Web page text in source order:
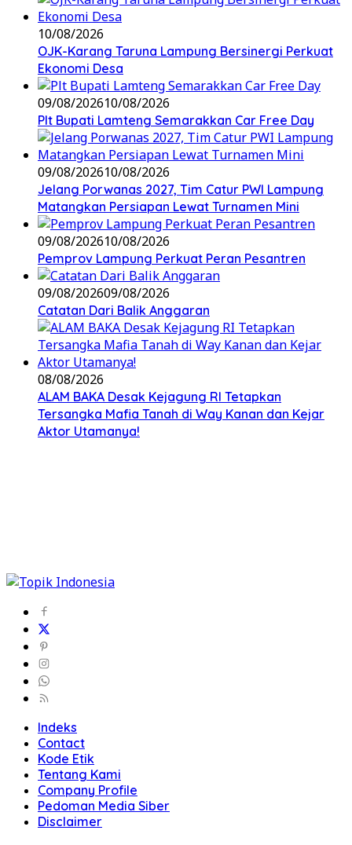
10/08/2026
OJK-Karang Taruna Lampung Bersinergi Perkuat
Ekonomi Desa
09/08/202610/08/2026
Plt Bupati Lamteng Semarakkan Car Free Day
09/08/202610/08/2026
Jelang Porwanas 2027, Tim Catur PWI Lampung
Matangkan Persiapan Lewat Turnamen Mini
09/08/202610/08/2026
Pemprov Lampung Perkuat Peran Pesantren
09/08/202609/08/2026
Catatan Dari Balik Anggaran
08/08/2026
ALAM BAKA Desak Kejagung RI Tetapkan
Tersangka Mafia Tanah di Way Kanan dan Kejar
Aktor Utamanya!
Indeks
Contact
Kode Etik
Tentang Kami
Company Profile
Pedoman Media Siber
Disclaimer